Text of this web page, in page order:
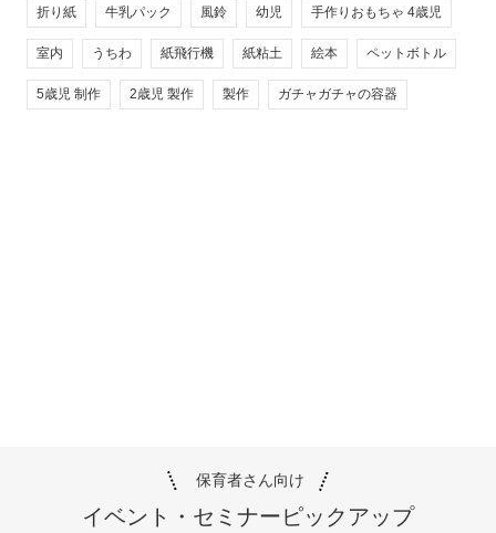
折り紙 牛乳パック 風鈴 幼児 手作りおもちゃ 4歳児
室内 うちわ 紙飛行機 紙粘土 絵本 ペットボトル
5歳児 制作 2歳児 製作 製作 ガチャガチャの容器
保育者さん向け
イベント・セミナーピックアップ